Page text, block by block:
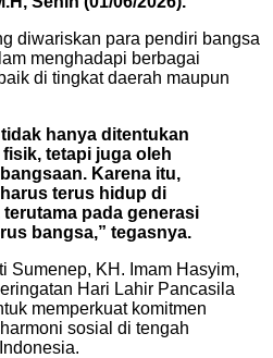
diwariskan para pendiri bangsa
menghadapi berbagai
di tingkat daerah maupun
hanya ditentukan
tetapi juga oleh
Karena itu,
terus hidup di
pada generasi
bangsa,” tegasnya.
Sumenep, KH. Imam Hasyim,
Hari Lahir Pancasila
memperkuat komitmen
sosial di tengah